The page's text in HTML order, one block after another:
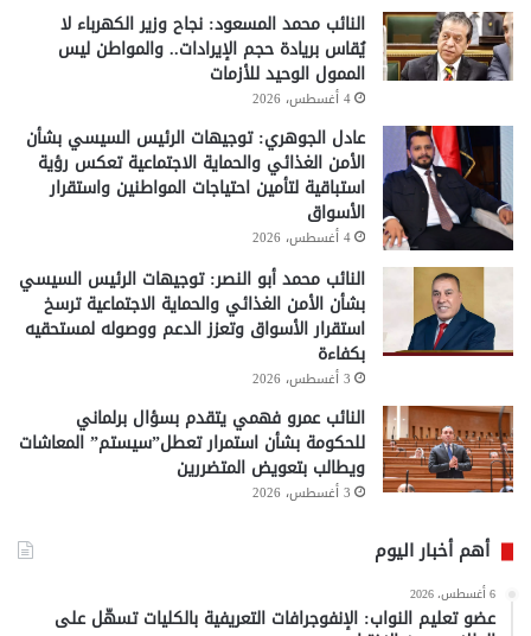
النائب محمد المسعود: نجاح وزير الكهرباء لا
يُقاس بريادة حجم الإيرادات.. والمواطن ليس
الممول الوحيد للأزمات
4 أغسطس، 2026
عادل الجوهري: توجيهات الرئيس السيسي بشأن
الأمن الغذائي والحماية الاجتماعية تعكس رؤية
استباقية لتأمين احتياجات المواطنين واستقرار
الأسواق
4 أغسطس، 2026
النائب محمد أبو النصر: توجيهات الرئيس السيسي
بشأن الأمن الغذائي والحماية الاجتماعية ترسخ
استقرار الأسواق وتعزز الدعم ووصوله لمستحقيه
بكفاءة
3 أغسطس، 2026
النائب عمرو فهمي يتقدم بسؤال برلماني
للحكومة بشأن استمرار تعطل”سيستم” المعاشات
ويطالب بتعويض المتضررين
3 أغسطس، 2026
أهم أخبار اليوم
6 أغسطس، 2026
عضو تعليم النواب: الإنفوجرافات التعريفية بالكليات تسهّل على